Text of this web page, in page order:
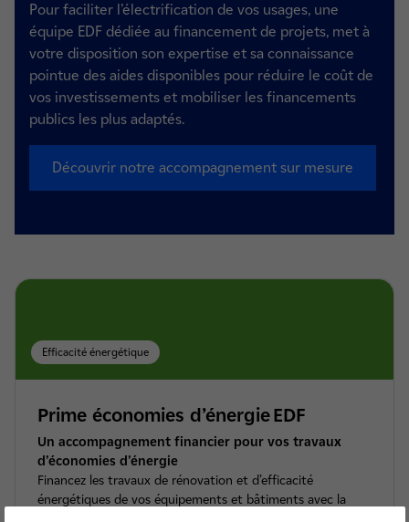
Pour faciliter l’électrification de vos usages, une
équipe EDF dédiée au financement de projets, met à
votre disposition son expertise et sa connaissance
pointue des aides disponibles pour réduire le coût de
vos investissements et mobiliser les financements
publics les plus adaptés.
Découvrir notre accompagnement sur mesure
Efficacité énergétique
Prime économies d’énergie EDF
Un accompagnement financier pour vos travaux
d’économies d’énergie
Financez les travaux de rénovation et d’efficacité
énergétiques de vos équipements et bâtiments avec la